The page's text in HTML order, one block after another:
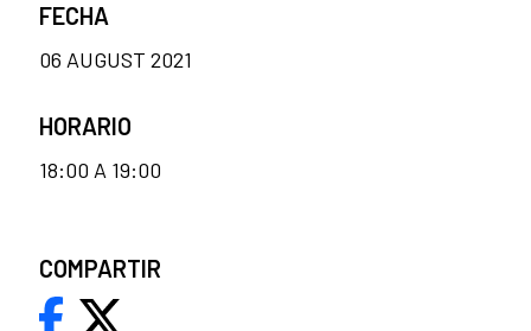
FECHA
06 AUGUST 2021
HORARIO
18:00 A 19:00
COMPARTIR